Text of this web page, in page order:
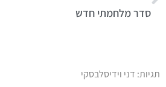
סדר מלחמתי חדש
תגיות: דני וידיסלבסקי